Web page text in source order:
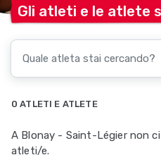
Gli atleti e le atlete
0 ATLETI E ATLETE
A Blonay - Saint-Légier non
atleti/e.